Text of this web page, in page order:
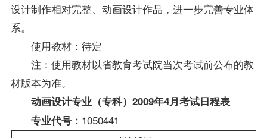
设计制作相对完整、动画设计作品，进一步完善专业体
系。
使用教材：待定
注：使用教材以省教育考试院当次考试前公布的教
材版本为准。
动画设计专业（专科）2009年4月考试日程表
专业代号： 1050441